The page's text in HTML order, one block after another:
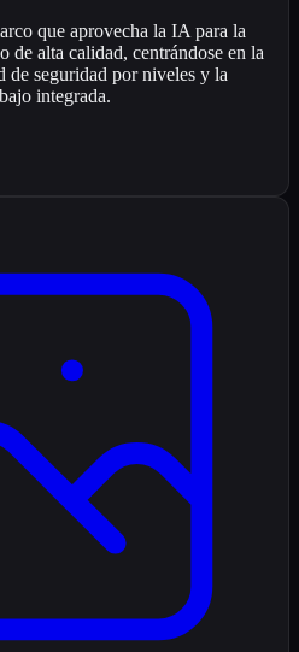
que aprovecha la IA para la
de alta calidad, centrándose en la
de seguridad por niveles y la
integrada.